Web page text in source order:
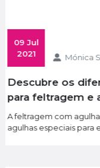
22 Oct
2024
Descobre a Feltragem com Agulhas: A
Técnica
Arte (E Que
Imagina
animais, flores